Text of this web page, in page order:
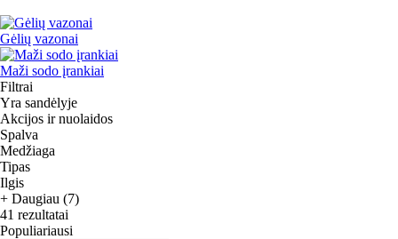
Gėlių vazonai
Maži sodo įrankiai
Filtrai
Yra sandėlyje
Akcijos ir nuolaidos
Spalva
Medžiaga
Tipas
Ilgis
+ Daugiau (7)
41 rezultatai
Populiariausi